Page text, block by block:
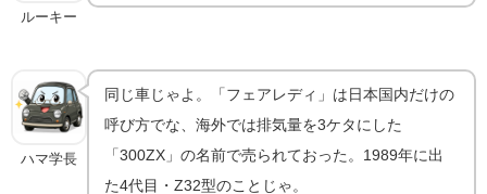
ルーキー
ハマ学長
同じ車じゃよ。「フェアレディ」は日本国内だけの
呼び方でな、海外では排気量を3ケタにした
「300ZX」の名前で売られておった。1989年に出
た4代目・Z32型のことじゃ。